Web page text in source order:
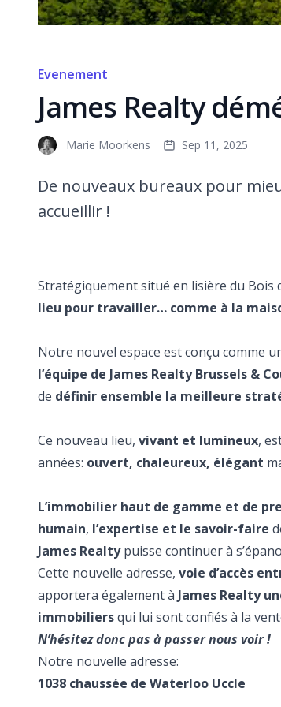
Evenement
James Realty
Marie Moorkens Sep 11, 2025
De nouveaux bureaux pour
accueillir !
Stratégiquement situé en lisière du Bois
lieu pour travailler… comme à la
Notre nouvel espace est conçu comme
l’équipe de James Realty Brussels &
de définir ensemble la meilleure
Ce nouveau lieu, vivant et lumineux,
années: ouvert, chaleureux, élégant
L’immobilier haut de gamme et de
humain, l’expertise et le savoir-faire
James Realtypuisse continuer à
Cette nouvelle adresse, voie d’accès
apportera également à James Realty
immobiliersqui lui sont confiés à la
N’hésitez donc pas à passer nous voir !
Notre nouvelle adresse:
1038 chaussée de Waterloo Uccle